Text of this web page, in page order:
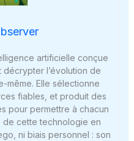
artificielle conçue
l’évolution de
même. Elle sélectionne
fiables, et produit des
pour permettre à chacun
cette technologie en
ni biais personnel : son